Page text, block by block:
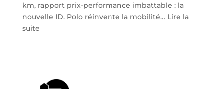
km, rapport prix-performance imbattable : la
nouvelle ID. Polo réinvente la mobilité… Lire la
suite:
la